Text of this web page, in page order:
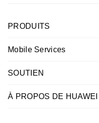
PRODUITS
Mobile Services
SOUTIEN
À PROPOS DE HUAWEI